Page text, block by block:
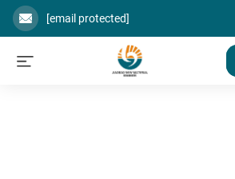
[email protected]